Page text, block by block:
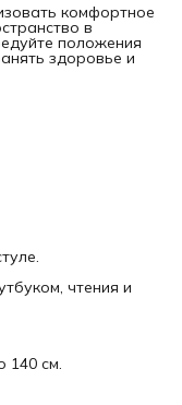
комфортное
в
положения
здоровье и
чтения и
140 см.